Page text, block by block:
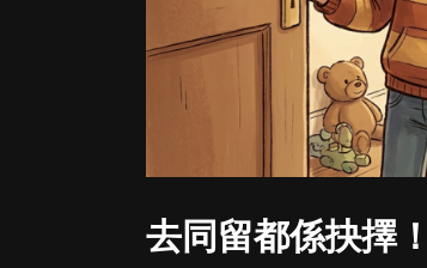
去同留都係抉擇！